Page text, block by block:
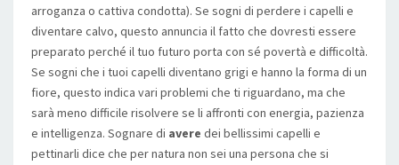
arroganza o cattiva condotta). Se sogni di perdere i capelli e
diventare calvo, questo annuncia il fatto che dovresti essere
preparato perché il tuo futuro porta con sé povertà e difficoltà.
Se sogni che i tuoi capelli diventano grigi e hanno la forma di un
fiore, questo indica vari problemi che ti riguardano, ma che
sarà meno difficile risolvere se li affronti con energia, pazienza
e intelligenza. Sognare di avere dei bellissimi capelli e
pettinarli dice che per natura non sei una persona che si